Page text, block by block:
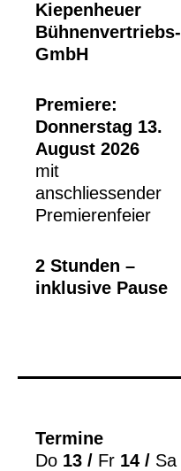
Kiepenheuer
Bühnenvertriebs-
GmbH
Premiere:
Donnerstag 13.
August 2026
mit
anschliessender
Premierenfeier
2 Stunden –
inklusive Pause
Termine
Do 13 / Fr 14 / Sa